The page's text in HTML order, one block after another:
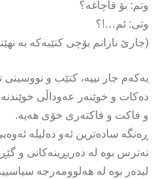
وتم: بۆ قاچاغە؟
وتی: ئم…!؟
(جارێ نازانم بۆچی كتێبەكە بە
یەكەم جار نییە، كتێب و
دەكات و خوێنەر عەوداڵی
و فاكت و فاكتەری خۆی هەیە.
ڕەنگە سادەترین ئەو دەلیلە
نەترس بوە لە دەربڕینەكانی و
لیدەر بوە لە هەلوومەرجە